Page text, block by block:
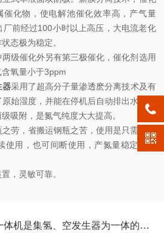
催化物，使电解池催化效率高，产气量
前经过100小时以上高压，大电流老化
态极为稳定。
级催化外另有第三极催化，催化剂选用
氧量小于3ppm
器采用了超高分子量渗透麽分离技术及有
始湿度，并能在停机后自动排出水分。
吸附，是氮气纯度大大提高。
劳，省搬运钢瓶之苦，使用是只需打开
使用，也可间断使用，产氮量稳定不衰
，灵敏可靠。
国产氢空一体机是集氢、空发生器为一体的仪器